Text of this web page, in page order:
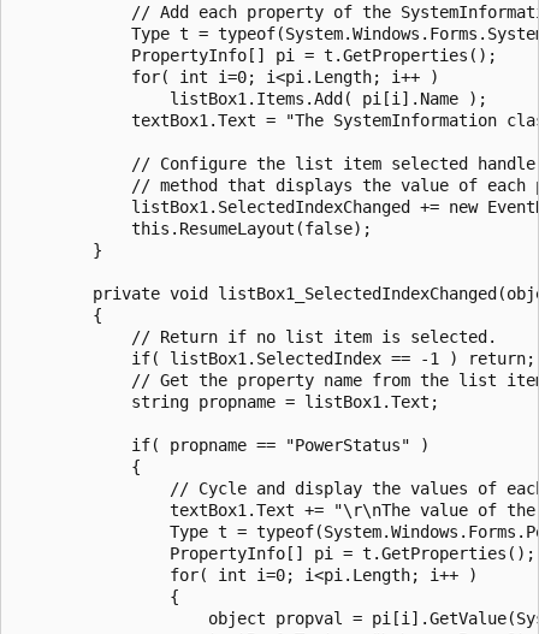
// Add each property of the
Type t =
PropertyInfo[] pi =
            for( int i=0; i<pi.Length; i++ )
listBox1.Items.Add(
textBox1.Text = "The SystemInformation
// Configure the list item selected
// method that displays the value of each
listBox1.SelectedIndexChanged += new
            this.ResumeLayout(false);
        }
private void
        {
            // Return if no list item is selected.
            if( listBox1.SelectedIndex == -1 ) return;
// Get the property name from the list
            string propname = listBox1.Text;
            if( propname == "PowerStatus" )
            {
// Cycle and display the values of
textBox1.Text +=
Type t =
PropertyInfo[] pi =
                for( int i=0; i<pi.Length; i++ )
                {
object propval =